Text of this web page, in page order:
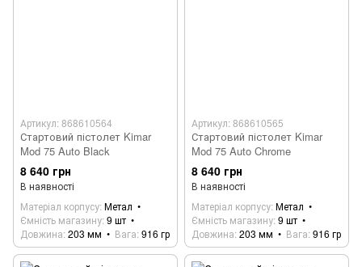
Артикул: 868610564
Стартовий пістолет Kimar
Mod 75 Auto Black
8 640 грн
В наявності
Матеріал корпусу Метал
Ємність магазину 9 шт
Довжина 203 мм Вага 916 гр
Артикул: 868610565
Стартовий пістолет Kimar
Mod 75 Auto Chrome
8 640 грн
В наявності
Матеріал корпусу Метал
Ємність магазину 9 шт
Довжина 203 мм Вага 916 гр